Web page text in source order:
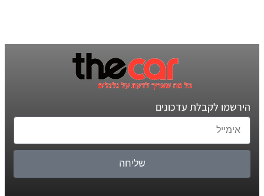
הירשמו לקבלת עדכונים
שליחה